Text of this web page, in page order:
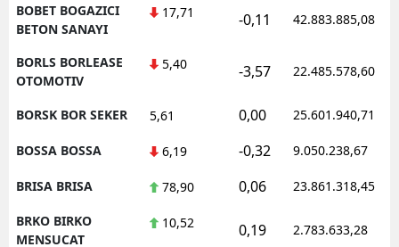
BOBET BOGAZICI
BETON SANAYI
17,71 -0,11 42.883.885,08
BORLS BORLEASE
OTOMOTIV
5,40 -3,57 22.485.578,60
BORSK BOR SEKER 5,61 0,00 25.601.940,71
BOSSA BOSSA 6,19 -0,32 9.050.238,67
BRISA BRISA 78,90 0,06 23.861.318,45
BRKO BIRKO
MENSUCAT
10,52 0,19 2.783.633,28